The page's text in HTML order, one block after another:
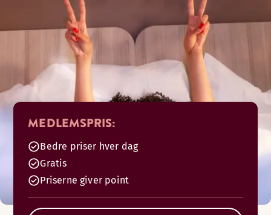
MEDLEMSPRIS:
Bedre priser hver dag
Gratis
Priserne giver point